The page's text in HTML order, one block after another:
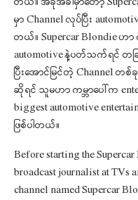
မှာ Channel လုပ်ပြီး
တယ်။ Supercar Blondie ဟာ
automotive နဲ့ပတ်သက်ရင် တခ
ပြီးအောင်မြင်တဲ့ Channel
ဆိုရင် သူမဟာ ကမ္ဘာပေါ်က
biggest automotive
ဖြစ်ပါတယ်။
Before starting the
broadcast journalist at TVs
channel named Supercar